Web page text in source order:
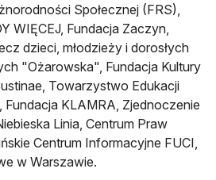
Społecznej (FRS),
WIĘCEJ, Fundacja Zaczyn,
dzieci, młodzieży i dorosłych
"Ożarowska", Fundacja Kultury
Towarzystwo Edukacji
KLAMRA, Zjednoczenie
Linia, Centrum Praw
Centrum Informacyjne FUCI,
w Warszawie.